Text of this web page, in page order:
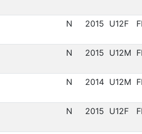
N 2015 U12F
N 2015 U12M
N 2014 U12M
N 2015 U12F